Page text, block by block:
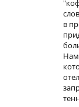
в
Нам